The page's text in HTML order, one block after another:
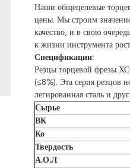
Наши общецелевые
цены. Мы строим
качество, и в свою
к жизни инструмента
Спецификации:
Резцы торцевой фрезы
(≤8%). Эта серия резцов
легированная сталь и
Сырье
ВК
Ко
Твердость
А.О.Л